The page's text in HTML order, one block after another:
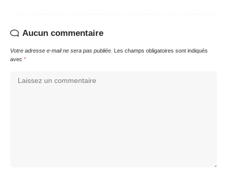
Aucun commentaire
Votre adresse e-mail ne sera pas publiée. Les champs obligatoires sont indiqués
avec *